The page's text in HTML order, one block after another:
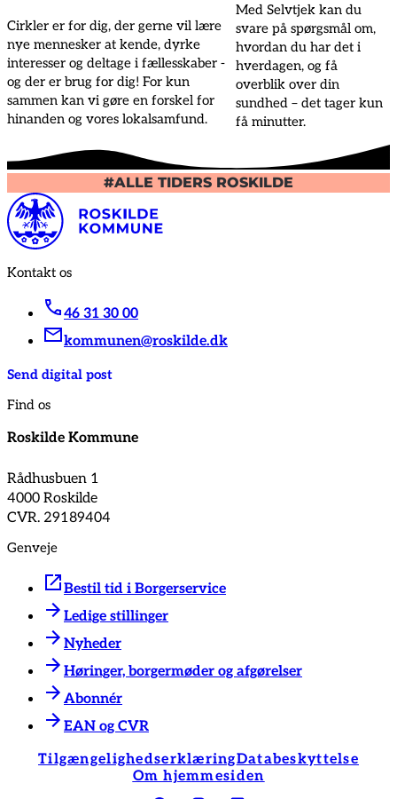
Cirkler er for dig, der gerne vil lære
nye mennesker at kende, dyrke
interesser og deltage i fællesskaber -
og der er brug for dig! For kun
sammen kan vi gøre en forskel for
hinanden og vores lokalsamfund.
Med Selvtjek kan du
svare på spørgsmål om,
hvordan du har det i
hverdagen, og få
overblik over din
sundhed – det tager kun
få minutter.
#ALLE TIDERS ROSKILDE
Kontakt os
46 31 30 00
kommunen@roskilde.dk
Send digital post
Find os
Roskilde Kommune
Rådhusbuen 1
4000 Roskilde
CVR. 29189404
Genveje
Bestil tid i Borgerservice
Ledige stillinger
Nyheder
Høringer, borgermøder og afgørelser
Abonnér
EAN og CVR
TilgængelighedserklæringDatabeskyttelse
Om hjemmesiden